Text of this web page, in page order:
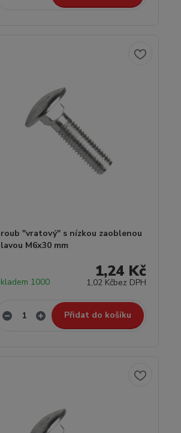
"vratový" s nízkou zaoblenou
M6x30 mm
1,24 Kč
1,02 Kčbez DPH
1000
Přidat do košíku